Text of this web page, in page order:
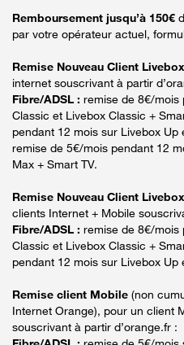
Remboursement jusqu’à 150€
par votre opérateur actuel,
Remise Nouveau Client Livebox
internet souscrivant à partir
Fibre/ADSL : remise de 8€/mois
Classic et Livebox Classic +
pendant 12 mois sur Livebox Up
remise de 5€/mois pendant 12
Max + Smart TV.
Remise Nouveau Client
clients Internet + Mobile
Fibre/ADSL : remise de 8€/mois
Classic et Livebox Classic +
pendant 12 mois sur Livebox Up
Remise client Mobile (non
Internet Orange), pour un client
souscrivant à partir d’orange.fr :